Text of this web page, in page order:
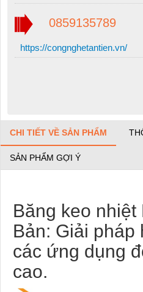
0859135789
https://congnghetantien.vn/
CHI TIẾT VỀ SẢN PHẨM
SẢN PHẨM GỢI Ý
Băng keo nhiệt
Bản: Giải pháp
các ứng dụng
cao.